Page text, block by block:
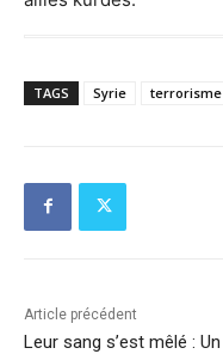
TAGS Syrie terrorisme
Article précédent
Leur sang s’est mêlé : Un